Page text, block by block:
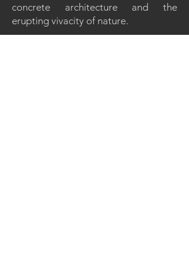
concrete architecture and the
erupting vivacity of nature.